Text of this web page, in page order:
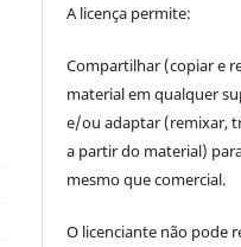
A licença permite:
Compartilhar (copiar e
material em qualquer
e/ou adaptar (remixar,
a partir do material)
mesmo que comercial.
O licenciante não pode